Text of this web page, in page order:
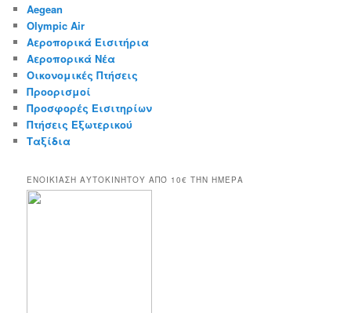
h
Aegean
Olympic Air
Αεροπορικά Εισιτήρια
Αεροπορικά Νέα
Οικονομικές Πτήσεις
Προορισμοί
Προσφορές Εισιτηρίων
Πτήσεις Εξωτερικού
Ταξίδια
ΕΝΟΙΚΊΑΣΗ ΑΥΤΟΚΙΝΉΤΟΥ ΑΠΌ 10€ ΤΉΝ ΗΜΈΡΑ